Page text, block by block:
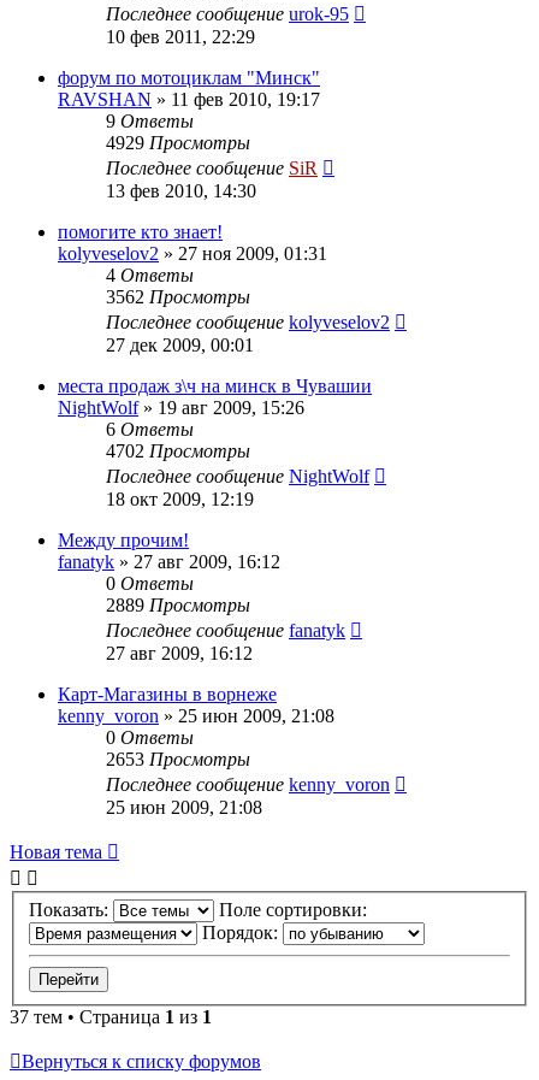
Последнее сообщение urok-95
10 фев 2011, 22:29
форум по мотоциклам "Минск"
RAVSHAN » 11 фев 2010, 19:17
9 Ответы
4929 Просмотры
Последнее сообщение SiR
13 фев 2010, 14:30
помогите кто знает!
kolyveselov2 » 27 ноя 2009, 01:31
4 Ответы
3562 Просмотры
Последнее сообщение kolyveselov2
27 дек 2009, 00:01
места продаж з\ч на минск в Чувашии
NightWolf» 19 авг 2009, 15:26
6 Ответы
4702 Просмотры
Последнее сообщение NightWolf
18 окт 2009, 12:19
Между прочим!
fanatyk » 27 авг 2009, 16:12
0 Ответы
2889 Просмотры
Последнее сообщение fanatyk
27 авг 2009, 16:12
Карт-Магазины в ворнеже
kenny_voron » 25 июн 2009, 21:08
0 Ответы
2653 Просмотры
Последнее сообщение kenny_voron
25 июн 2009, 21:08
Новая тема
Показать:
Поле сортировки:
Порядок:
37 тем • Страница 1 из 1
Вернуться к списку форумов